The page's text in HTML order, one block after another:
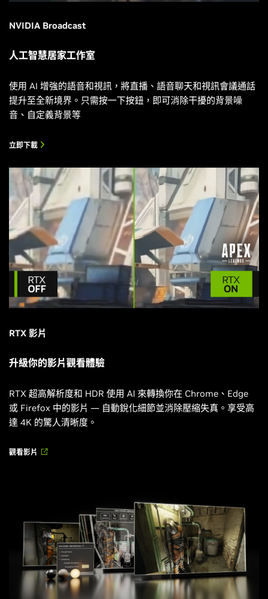
NVIDIA Broadcast
人工智慧居家工作室
使用 AI 增強的語音和視訊，將直播、語音聊天和視訊會議通話
提升至全新境界。只需按一下按鈕，即可消除干擾的背景噪
音、自定義背景等
立即下載
RTX 影片
升級你的影片觀看體驗
RTX 超高解析度和 HDR 使用 AI 來轉換你在 Chrome、Edge
或 Firefox 中的影片 — 自動銳化細節並消除壓縮失真。享受高
達 4K 的驚人清晰度。
觀看影片